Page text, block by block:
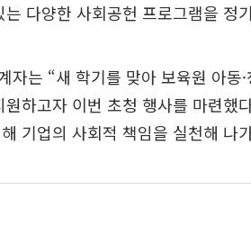
다양한 사회공헌 프로그램을 정
자는 “새 학기를 맞아 보육원 아동
하고자 이번 초청 행사를 마련했
기업의 사회적 책임을 실천해 나